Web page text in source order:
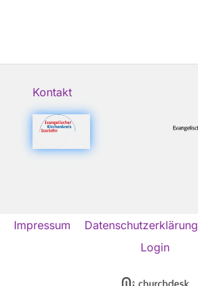
Kontakt
Impressum Datenschutzerklärung
Login